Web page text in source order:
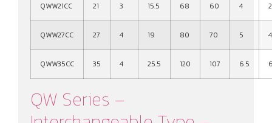
QWW21CC 21 3 15.5 68 60 4
QWW27CC 27 4 19 80 70 5
QWW35CC 35 4 25.5 120 107 6.5
QW Series –